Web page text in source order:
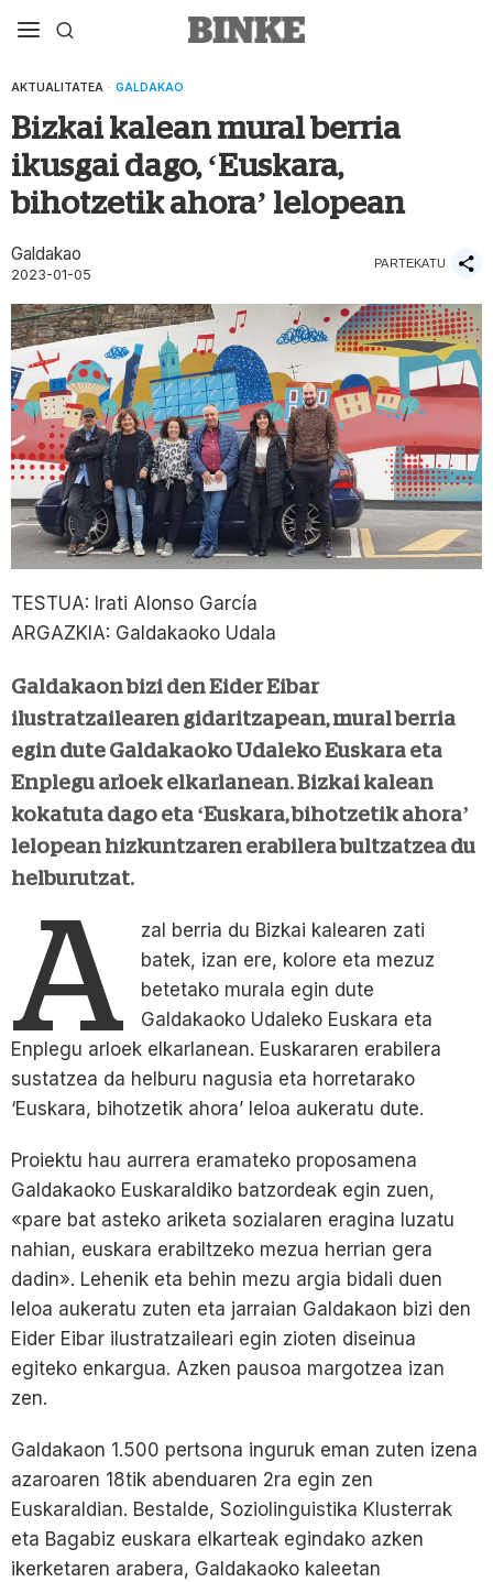
AKTUALITATEA · GALDAKAO
Bizkai kalean mural berria
ikusgai dago, ‘Euskara,
bihotzetik ahora’ lelopean
Galdakao
2023-01-05
PARTEKATU
TESTUA: Irati Alonso García
ARGAZKIA: Galdakaoko Udala
Galdakaon bizi den Eider Eibar
ilustratzailearen gidaritzapean, mural berria
egin dute Galdakaoko Udaleko Euskara eta
Enplegu arloek elkarlanean. Bizkai kalean
kokatuta dago eta ‘Euskara, bihotzetik ahora’
lelopean hizkuntzaren erabilera bultzatzea du
helburutzat.
A
zal berria du Bizkai kalearen zati
batek, izan ere, kolore eta mezuz
betetako murala egin dute
Galdakaoko Udaleko Euskara eta
Enplegu arloek elkarlanean. Euskararen erabilera
sustatzea da helburu nagusia eta horretarako
‘Euskara, bihotzetik ahora’ leloa aukeratu dute.
Proiektu hau aurrera eramateko proposamena
Galdakaoko Euskaraldiko batzordeak egin zuen,
«pare bat asteko ariketa sozialaren eragina luzatu
nahian, euskara erabiltzeko mezua herrian gera
dadin». Lehenik eta behin mezu argia bidali duen
leloa aukeratu zuten eta jarraian Galdakaon bizi den
Eider Eibar ilustratzaileari egin zioten diseinua
egiteko enkargua. Azken pausoa margotzea izan
zen.
Galdakaon 1.500 pertsona inguruk eman zuten izena
azaroaren 18tik abenduaren 2ra egin zen
Euskaraldian. Bestalde, Soziolinguistika Klusterrak
eta Bagabiz euskara elkarteak egindako azken
ikerketaren arabera, Galdakaoko kaleetan